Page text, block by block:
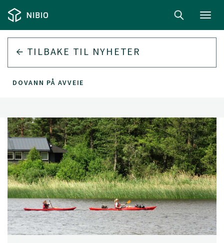
TILBAKE TIL NYHETER
DOVANN PÅ AVVEIE